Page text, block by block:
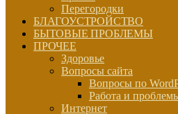
Перегородки
БЛАГОУСТРОЙСТВО
БЫТОВЫЕ ПРОБЛЕМЫ
ПРОЧЕЕ
Здоровье
Вопросы сайта
Вопросы по
Работа и
Интернет